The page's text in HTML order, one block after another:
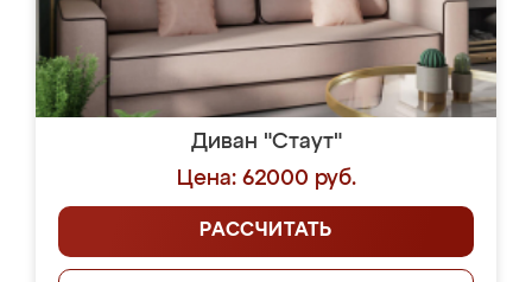
Диван "Стаут"
Цена: 62000 руб.
РАССЧИТАТЬ